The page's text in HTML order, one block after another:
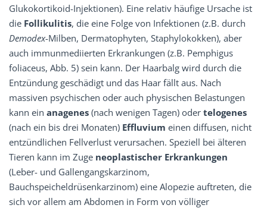
Glukokortikoid-Injektionen). Eine relativ häufige Ursache ist
die Follikulitis, die eine Folge von Infektionen (z.B. durch
Demodex-Milben, Dermatophyten, Staphylokokken), aber
auch immunmediierten Erkrankungen (z.B. Pemphigus
foliaceus, Abb. 5) sein kann. Der Haarbalg wird durch die
Entzündung geschädigt und das Haar fällt aus. Nach
massiven psychischen oder auch physischen Belastungen
kann ein anagenes (nach wenigen Tagen) oder telogenes
(nach ein bis drei Monaten) Effluvium einen diffusen, nicht
entzündlichen Fellverlust verursachen. Speziell bei älteren
Tieren kann im Zuge neoplastischer Erkrankungen
(Leber- und Gallengangskarzinom,
Bauchspeicheldrüsenkarzinom) eine Alopezie auftreten, die
sich vor allem am Abdomen in Form von völliger